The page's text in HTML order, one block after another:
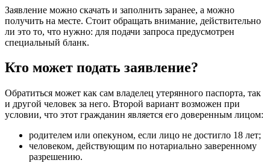
Заявление можно скачать и заполнить заранее, а можно
получить на месте. Стоит обращать внимание, действительно
ли это то, что нужно: для подачи запроса предусмотрен
специальный бланк.
Кто может подать заявление?
Обратиться может как сам владелец утерянного паспорта, так
и другой человек за него. Второй вариант возможен при
условии, что этот гражданин является его доверенным лицом:
родителем или опекуном, если лицо не достигло 18 лет;
человеком, действующим по нотариально заверенному
разрешению.